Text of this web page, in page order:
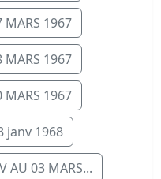
1967
1967
1967
janv 1968
AU 03 MARS...